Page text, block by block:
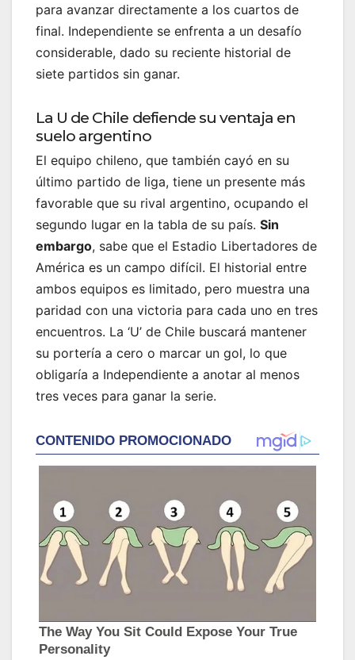
para avanzar directamente a los cuartos de
final. Independiente se enfrenta a un desafío
considerable, dado su reciente historial de
siete partidos sin ganar.
La U de Chile defiende su ventaja en
suelo argentino
El equipo chileno, que también cayó en su
último partido de liga, tiene un presente más
favorable que su rival argentino, ocupando el
segundo lugar en la tabla de su país. Sin
embargo, sabe que el Estadio Libertadores de
América es un campo difícil. El historial entre
ambos equipos es limitado, pero muestra una
paridad con una victoria para cada uno en tres
encuentros. La ‘U’ de Chile buscará mantener
su portería a cero o marcar un gol, lo que
obligaría a Independiente a anotar al menos
tres veces para ganar la serie.